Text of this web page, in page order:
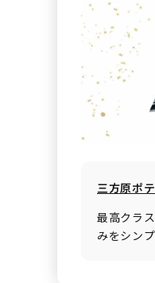
三方原ポ
最高クラ
みをシン